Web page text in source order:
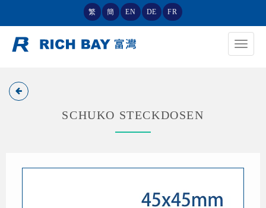
繁 簡 EN DE FR
Toggle
SCHUKO STECKDOSEN